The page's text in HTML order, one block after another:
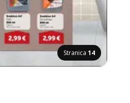
Stranica 14